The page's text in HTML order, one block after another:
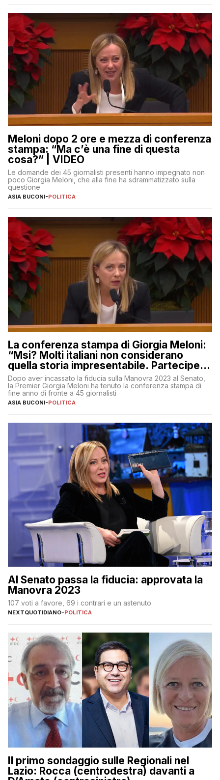
Meloni dopo 2 ore e mezza di conferenza
stampa: “Ma c’è una fine di questa
cosa?” | VIDEO
Le domande dei 45 giornalisti presenti hanno impegnato non
poco Giorgia Meloni, che alla fine ha sdrammatizzato sulla
questione
ASIA BUCONI-POLITICA
La conferenza stampa di Giorgia Meloni:
“Msi? Molti italiani non considerano
quella storia impresentabile. Parteciperò
al 25 aprile”
Dopo aver incassato la fiducia sulla Manovra 2023 al Senato,
la Premier Giorgia Meloni ha tenuto la conferenza stampa di
fine anno di fronte a 45 giornalisti
ASIA BUCONI-POLITICA
Al Senato passa la fiducia: approvata la
Manovra 2023
107 voti a favore, 69 i contrari e un astenuto
NEXTQUOTIDIANO-POLITICA
Il primo sondaggio sulle Regionali nel
Lazio: Rocca (centrodestra) davanti a